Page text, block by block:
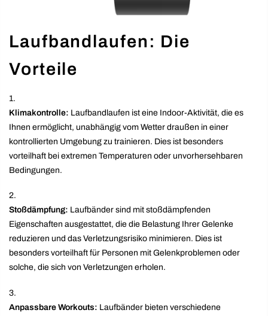
Laufbandlaufen: Die
Vorteile
Klimakontrolle: Laufbandlaufen ist eine Indoor-Aktivität, die es
Ihnen ermöglicht, unabhängig vom Wetter draußen in einer
kontrollierten Umgebung zu trainieren. Dies ist besonders
vorteilhaft bei extremen Temperaturen oder unvorhersehbaren
Bedingungen.
Stoßdämpfung: Laufbänder sind mit stoßdämpfenden
Eigenschaften ausgestattet, die die Belastung Ihrer Gelenke
reduzieren und das Verletzungsrisiko minimieren. Dies ist
besonders vorteilhaft für Personen mit Gelenkproblemen oder
solche, die sich von Verletzungen erholen.
Anpassbare Workouts: Laufbänder bieten verschiedene